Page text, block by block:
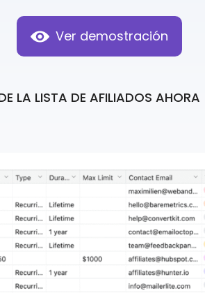
Ver demostración
LA LISTA DE AFILIADOS AHORA